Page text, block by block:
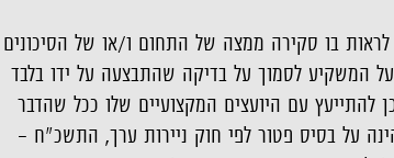
לראות בו סקירה ממצה של התחום ו/או של הסיכונים
המשקיע לסמוך על בדיקה שהתבצעה על ידו בלבד
להתייעץ עם היועצים המקצועיים שלו ככל שהדבר
על בסיס פטור לפי חוק ניירות ערך, התשכ"ח -